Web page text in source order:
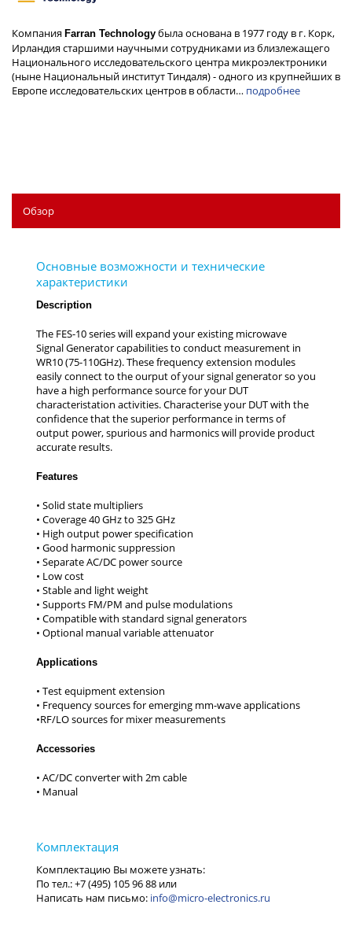
Компания Farran Technology была основана в 1977 году в г. Корк,
Ирландия старшими научными сотрудниками из близлежащего
Национального исследовательского центра микроэлектроники
(ныне Национальный институт Тиндаля) - одного из крупнейших в
Европе исследовательских центров в области… подробнее
Обзор
Description
Features
Applications
Accessories
info@micro-electronics.ru